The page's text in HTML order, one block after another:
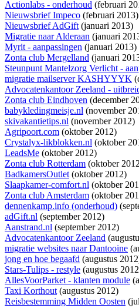
Actionlabs - onderhoud (februari
Nieuwsbrief Impeco (februari 2013)
Nieuwsbrief AdGift(januari 2013)
Migratie naar Alderaan (januari
Myrit - aanpassingen (januari 2013)
Zonta club Mergelland (januari
Steunpunt Mantelzorg Verlicht -
migratie mailserver KASHYYYK
Advocatenkantoor Zeeland -
Zonta club Eindhoven (december
babykledingmeisje.nl (november
skivakantietips.nl (november 2012)
Agripoort.com (oktober 2012)
Crystalyx-likblokken.nl (oktober
LeadsMe (oktober 2012)
Zonta club Rotterdam (oktober
BadkamersOutlet(oktober 2012)
Slaapkamer-comfort.nl (oktober
Zonta club Amsterdam (oktober
dennenkamp.info (onderhoud)
adGift.nl (september 2012)
Aanstrand.nl (september 2012)
Advocatenkantoor Zeeland
migratie websites naar Dantooine
jong en hoe begaafd (augustus
Stars-Tulips - restyle (augustus
AllesVoorParket - klanten module
Taxi Korthout(augustus 2012)
Reisbestemming Midden Oosten